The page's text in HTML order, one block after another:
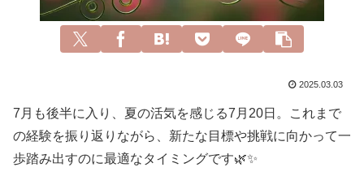
2025.03.03
7月も後半に入り、夏の活気を感じる7月20日。これまで
の経験を振り返りながら、新たな目標や挑戦に向かって一
歩踏み出すのに最適なタイミングです🌿✨